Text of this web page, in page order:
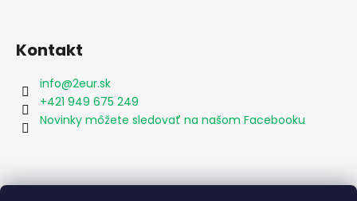
Kontakt
info@2eur.sk
+421 949 675 249
Novinky môžete sledovať na našom Facebooku